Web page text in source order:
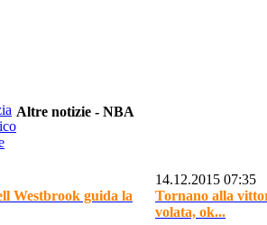
Altre notizie - NBA
Westbrook guida la
14.12.2015 07:35
Tornano alla
volata, ok...